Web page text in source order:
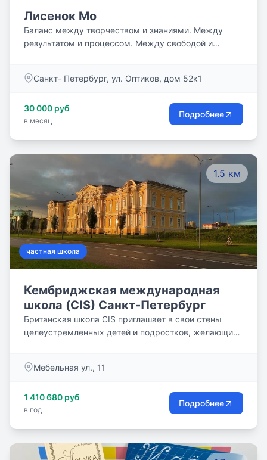
Лисенок Мо
Баланс между творчеством и знаниями. Между
результатом и процессом. Между свободой и
Непрерывное развитие в психологическом
Санкт- Петербург, ул. Оптиков, дом 52к1
30 000 руб
в месяц
Подробнее
1.5 км
частная школа
Кембриджская международная
школа (CIS) Санкт-Петербург
Британская школа CIS приглашает в свои стены
целеустремленных детей и подростков, желающих
Мебельная ул., 11
1 410 680 руб
в год
Подробнее